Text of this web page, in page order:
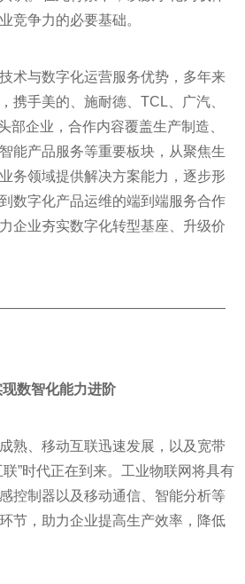
竞争力的必要基础。
术与数字化运营服务优势，多年来
携手美的、施耐德、TCL、广汽、
部企业，合作内容覆盖生产制造、
能产品服务等重要板块，从聚焦生
务领域提供解决方案能力，逐步形
数字化产品运维的端到端服务合作
企业夯实数字化转型基座、升级价
数智化能力进阶
熟、移动互联迅速发展，以及宽带
”时代正在到来。工业物联网将具有
控制器以及移动通信、智能分析等
节，助力企业提高生产效率，降低